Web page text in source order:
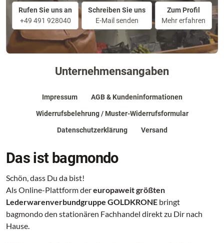
Rufen Sie uns an
+49 491 928040
Schreiben Sie uns
E-Mail senden
Zum Profil
Mehr erfahren
Unternehmensangaben
Impressum AGB & Kundeninformationen
Widerrufsbelehrung / Muster-Widerrufsformular
Datenschutzerklärung Versand
Das ist bagmondo
Schön, dass Du da bist!
Als Online-Plattform dereuropaweit größten
Lederwarenverbundgruppe GOLDKRONE bringt
bagmondo den stationären Fachhandel direkt zu Dir nach
Hause.